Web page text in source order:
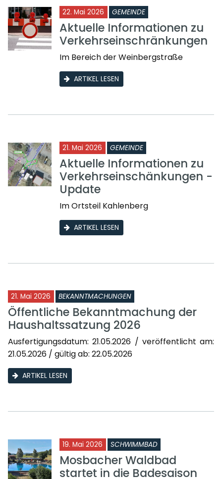
22. Mai 2026 GEMEINDE
Aktuelle Informationen zu
Verkehrseinschränkungen
Im Bereich der Weinbergstraße
ARTIKEL LESEN
21. Mai 2026 GEMEINDE
Aktuelle Informationen zu
Verkehrseinschänkungen -
Update
Im Ortsteil Kahlenberg
ARTIKEL LESEN
21. Mai 2026 BEKANNTMACHUNGEN
Öffentliche Bekanntmachung der
Haushaltssatzung 2026
Ausfertigungsdatum: 21.05.2026 / veröffentlicht am:
21.05.2026 / gültig ab: 22.05.2026
ARTIKEL LESEN
19. Mai 2026 SCHWIMMBAD
Mosbacher Waldbad
startet in die Badesaison